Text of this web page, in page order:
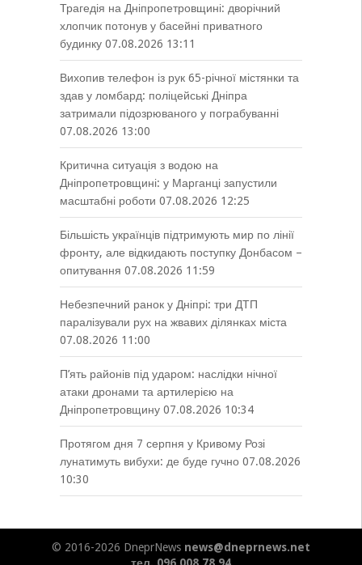
Трагедія на Дніпропетровщині: дворічний
хлопчик потонув у басейні приватного
будинку 07.08.2026 13:11
Вихопив телефон із рук 65-річної містянки та
здав у ломбард: поліцейські Дніпра
затримали підозрюваного у пограбуванні
07.08.2026 13:00
Критична ситуація з водою на
Дніпропетровщині: у Марганці запустили
масштабні роботи 07.08.2026 12:25
Більшість українців підтримують мир по лінії
фронту, але відкидають поступку Донбасом –
опитування 07.08.2026 11:59
Небезпечний ранок у Дніпрі: три ДТП
паралізували рух на жвавих ділянках міста
07.08.2026 11:00
П’ять районів під ударом: наслідки нічної
атаки дронами та артилерією на
Дніпропетровщину 07.08.2026 10:34
Протягом дня 7 серпня у Кривому Розі
лунатимуть вибухи: де буде гучно 07.08.2026
10:30
© 2016-2026 DneprNews news@dneprnews.net